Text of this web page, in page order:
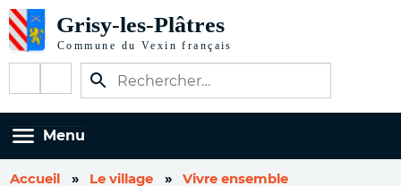
au
contenu
principal
sociaux
Menu
Accueil Le village
Vivre ensemble